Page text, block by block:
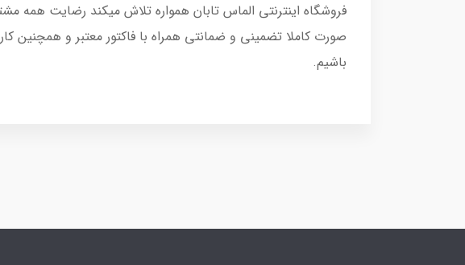
فروشگاه اینترنتی الماس تابان همواره تلاش میکند رضایت همه
صورت کاملا تضمینی و ضمانتی همراه با فاکتور معتبر و همچنین
باشیم.